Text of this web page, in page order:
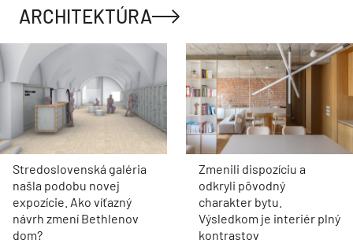
ARCHITEKTÚRA
Stredoslovenská galéria
našla podobu novej
expozície. Ako víťazný
návrh zmení Bethlenov
dom?
Zmenili dispozíciu a
odkryli pôvodný
charakter bytu.
Výsledkom je interiér plný
kontrastov